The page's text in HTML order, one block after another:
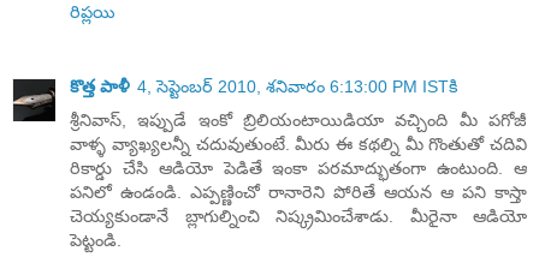
రిప్లయి
కొత్త పాళీ 4, సెప్టెంబర్ 2010, శనివారం 6:13:00 PM ISTకి
శ్రీనివాస్, ఇప్పుడే ఇంకో బ్రిలియంటాయిడియా వచ్చింది మీ పగోజీ
వాళ్ళ వ్యాఖ్యలన్నీ చదువుతుంటే. మీరు ఈ కథల్ని మీ గొంతుతో చదివి
రికార్డు చేసి ఆడియో పెడితే ఇంకా పరమాద్భుతంగా ఉంటుంది. ఆ
పనిలో ఉండండి. ఎప్పణ్ణించో రానారెని పోరితే ఆయన ఆ పని కాస్తా
చెయ్యకుండానే బ్లాగుల్నించి నిష్క్రమించేశాడు. మీరైనా ఆడియో
పెట్టండి.